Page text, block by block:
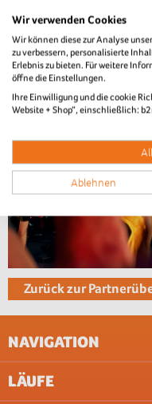
Zurück zur
NAVIGATION
IMPRESSUM
LÄUFE
Wir verwenden Cookies
Wir können diese zur Analyse
zu verbessern, personalisierte
Erlebnis zu bieten. Für weitere
öffne die Einstellungen.
Ihre Einwilligung und die cookie
Website + Shop“, einschließlich:
Ablehnen